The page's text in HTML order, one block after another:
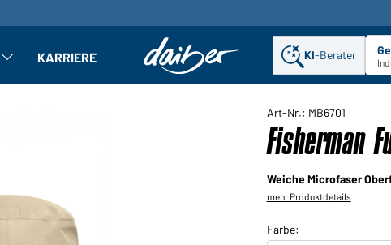
Unternehmen: Untermenü öffnen
KARRIERE KI-Berater
Art-Nr.: MB6701
Fisherman
Weiche Microfaser
mehr Produktdetails